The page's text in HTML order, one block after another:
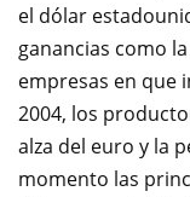
el dólar
ganancias como
empresas en que
2004, los
alza del euro y la
momento las